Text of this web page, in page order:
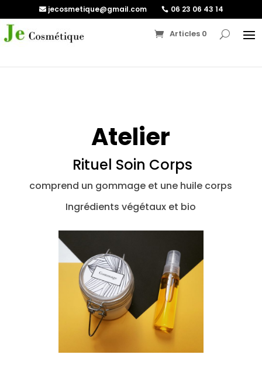
jecosmetique@gmail.com 06 23 06 43 14
Articles 0
Atelier
Rituel Soin Corps
comprend un gommage et une huile corps
Ingrédients végétaux et bio